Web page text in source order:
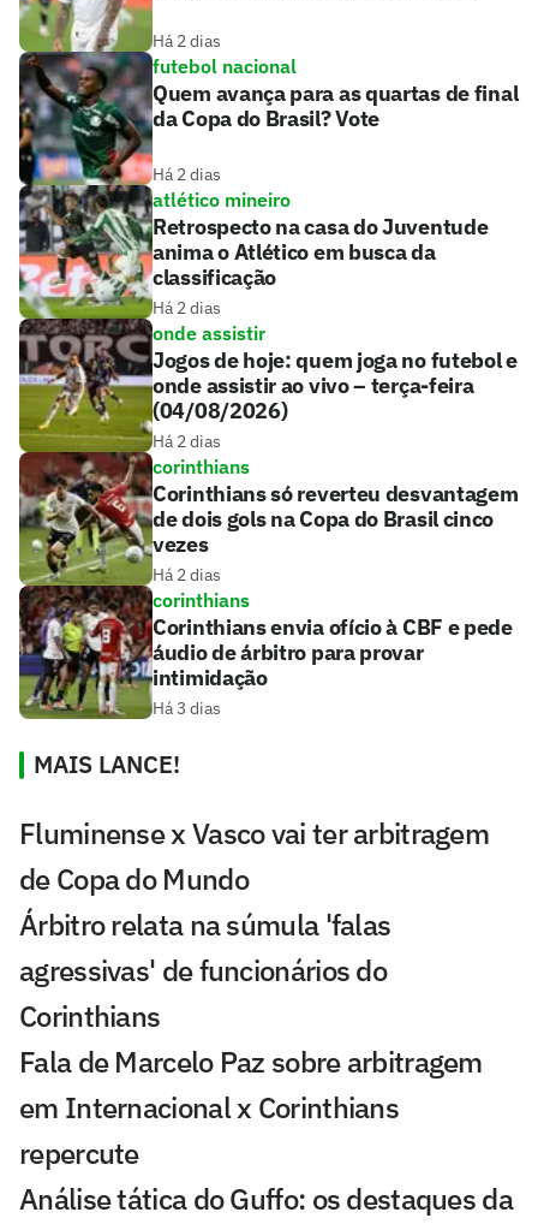
Há 2 dias
futebol nacional
Quem avança para as quartas de final
da Copa do Brasil? Vote
Há 2 dias
atlético mineiro
Retrospecto na casa do Juventude
anima o Atlético em busca da
classificação
Há 2 dias
onde assistir
Jogos de hoje: quem joga no futebol e
onde assistir ao vivo – terça-feira
(04/08/2026)
Há 2 dias
corinthians
Corinthians só reverteu desvantagem
de dois gols na Copa do Brasil cinco
vezes
Há 2 dias
corinthians
Corinthians envia ofício à CBF e pede
áudio de árbitro para provar
intimidação
Há 3 dias
MAIS LANCE!
Fluminense x Vasco vai ter arbitragem
de Copa do Mundo
Árbitro relata na súmula 'falas
agressivas' de funcionários do
Corinthians
Fala de Marcelo Paz sobre arbitragem
em Internacional x Corinthians
repercute
Análise tática do Guffo: os destaques da